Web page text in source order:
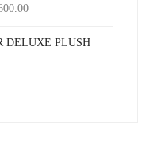
Rango
precios:
DELUXE PLUSH